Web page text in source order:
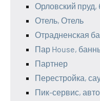
Орловский пруд,
Отель, Отель
Отрадненская
Пар House,
Партнер
Перестройка,
Пик-сервис,